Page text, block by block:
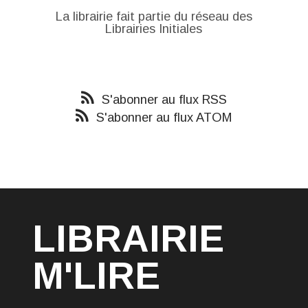
La librairie fait partie du réseau des
Librairies Initiales
S'abonner au flux RSS
S'abonner au flux ATOM
LIBRAIRIE
M'LIRE